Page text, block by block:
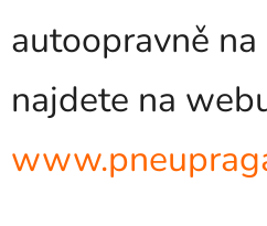
autoopravně na
najdete na